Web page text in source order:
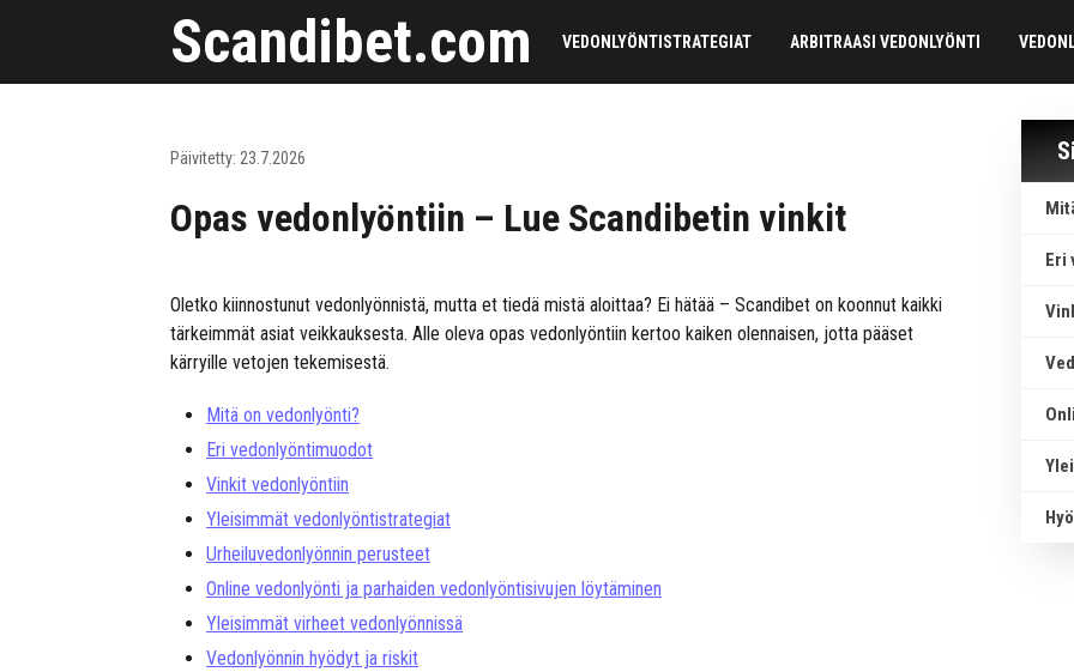
Scandibet.com VEDONLYÖNTISTRATEGIAT ARBITRAASI VEDONLYÖNTI
Päivitetty: 23.7.2026
Opas vedonlyöntiin – Lue Scandibetin vinkit
Oletko kiinnostunut vedonlyönnistä, mutta et tiedä mistä aloittaa? Ei hätää – Scandibet on koonnut kaikki
tärkeimmät asiat veikkauksesta. Alle oleva opas vedonlyöntiin kertoo kaiken olennaisen, jotta pääset
kärryille vetojen tekemisestä.
Mitä on vedonlyönti?
Eri vedonlyöntimuodot
Vinkit vedonlyöntiin
Yleisimmät vedonlyöntistrategiat
Urheiluvedonlyönnin perusteet
Online vedonlyönti ja parhaiden vedonlyöntisivujen löytäminen
Yleisimmät virheet vedonlyönnissä
Vedonlyönnin hyödyt ja riskit
Eri